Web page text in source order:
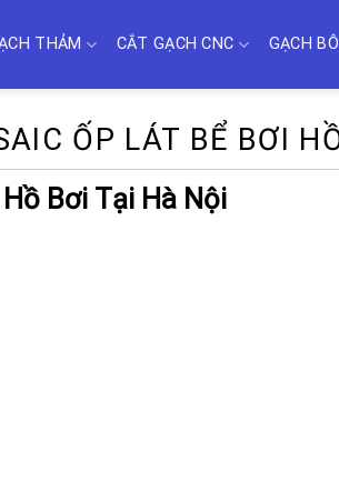
THẢM CẮT GẠCH CNC GẠCH
ỐP LÁT BỂ BƠI
Bơi Tại Hà Nội